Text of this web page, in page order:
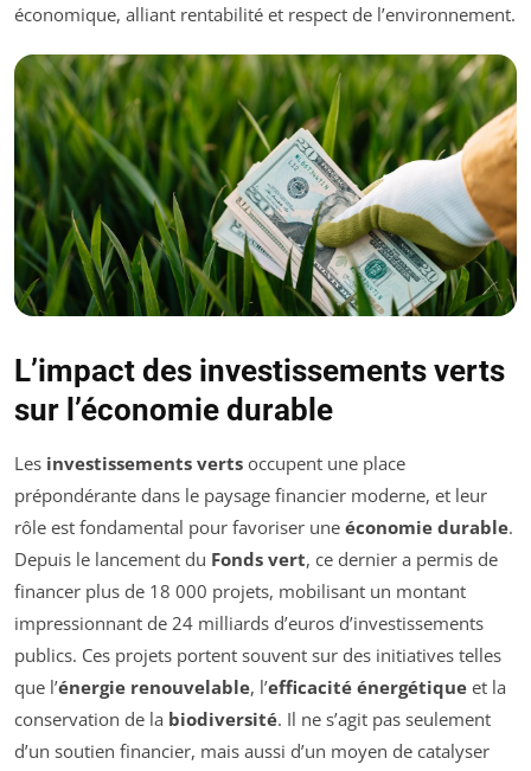
économique, alliant rentabilité et respect de l’environnement.
L’impact des investissements verts
sur l’économie durable
Les investissements verts occupent une place
prépondérante dans le paysage financier moderne, et leur
rôle est fondamental pour favoriser une économie durable.
Depuis le lancement du Fonds vert, ce dernier a permis de
financer plus de 18 000 projets, mobilisant un montant
impressionnant de 24 milliards d’euros d’investissements
publics. Ces projets portent souvent sur des initiatives telles
que l’énergie renouvelable, l’efficacité énergétique et la
conservation de la biodiversité. Il ne s’agit pas seulement
d’un soutien financier, mais aussi d’un moyen de catalyser